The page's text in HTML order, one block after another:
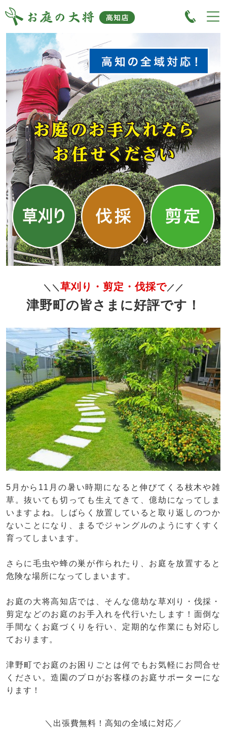
＼＼ 草刈り・剪定・伐採で／／
津野町の皆さまに好評です！
5月から11月の暑い時期になると伸びてくる枝木や雑
草。抜いても切っても生えてきて、億劫になってしま
いますよね。しばらく放置していると取り返しのつか
ないことになり、まるでジャングルのようにすくすく
育ってしまいます。
さらに毛虫や蜂の巣が作られたり、お庭を放置すると
危険な場所になってしまいます。
お庭の大将高知店では、そんな億劫な草刈り・伐採・
剪定などのお庭のお手入れを代行いたします！面倒な
手間なくお庭づくりを行い、定期的な作業にも対応し
ております。
津野町でお庭のお困りごとは何でもお気軽にお問合せ
ください。造園のプロがお客様のお庭サポーターにな
ります！
＼出張費無料！高知の全域に対応／